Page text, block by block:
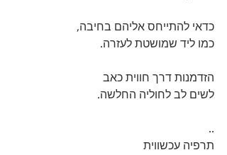
כדאי להתייחס אליהם בחיבה,
כמו ליד שמושטת לעזרה.
הזדמנות דרך חווית כאב
לשים לב לחוליה החלשה.
..
תרפיה עכשווית